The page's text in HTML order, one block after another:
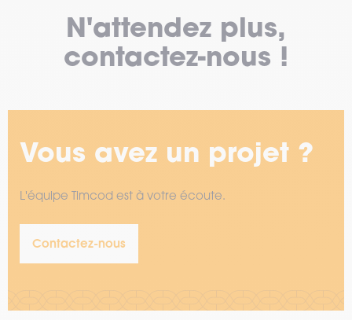
N'attendez plus,
contactez-nous !
Vous avez un projet ?
L'équipe Timcod est à votre écoute.
Contactez-nous